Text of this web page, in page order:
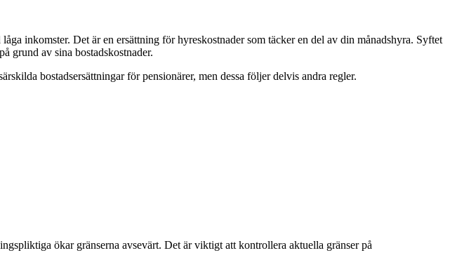
inkomster. Det är en ersättning för hyreskostnader som täcker en del av din månadshyra. Syftet
grund av sina bostadskostnader.
bostadsersättningar för pensionärer, men dessa följer delvis andra regler.
ökar gränserna avsevärt. Det är viktigt att kontrollera aktuella gränser på